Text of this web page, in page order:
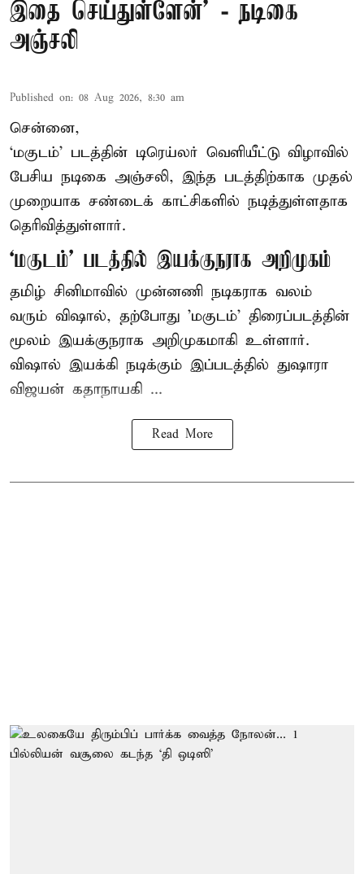
இதை செய்துள்ளேன்’ - நடிகை
அஞ்சலி
Published on: 08 Aug 2026, 8:30 am
சென்னை,
‘மகுடம்’ படத்தின் டிரெய்லர் வெளியீட்டு விழாவில்
பேசிய நடிகை அஞ்சலி, இந்த படத்திற்காக முதல்
முறையாக சண்டைக் காட்சிகளில் நடித்துள்ளதாக
தெரிவித்துள்ளார்.
‘மகுடம்’ படத்தில் இயக்குநராக அறிமுகம்
தமிழ் சினிமாவில் முன்னணி நடிகராக வலம்
வரும் விஷால், தற்போது 'மகுடம்' திரைப்படத்தின்
மூலம் இயக்குநராக அறிமுகமாகி உள்ளார்.
விஷால் இயக்கி நடிக்கும் இப்படத்தில் துஷாரா
விஜயன் கதாநாயகி ...
Read More